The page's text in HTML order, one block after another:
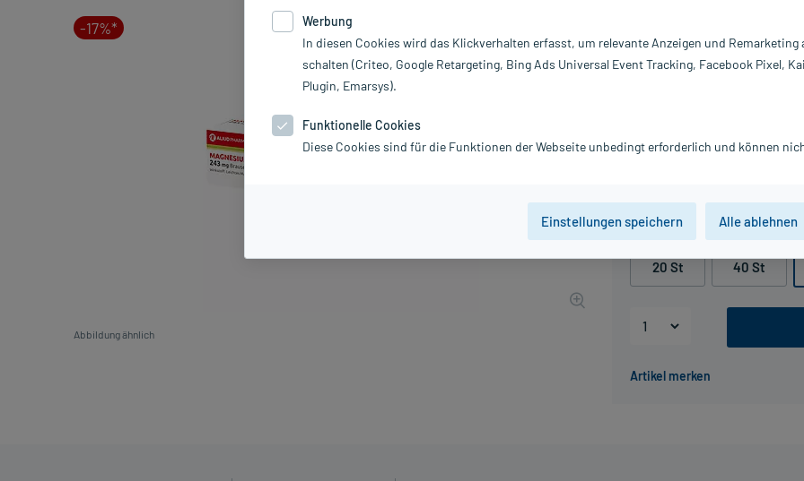
-17%*
Abbildung ähnlich
19,75 €
Packungseinheit
20 St 40 St
Inhalt:
PZN:
Werbung
In diesen Cookies wird das Klickverhalten erfasst, um relevante Anzeigen und Remarketing
schalten (Criteo, Google Retargeting, Bing Ads Universal Event Tracking, Facebook Pixel,
Plugin, Emarsys).
Funktionelle Cookies
Diese Cookies sind für die Funktionen der Webseite unbedingt erforderlich und können
Einstellungen speichern Alle ablehnen